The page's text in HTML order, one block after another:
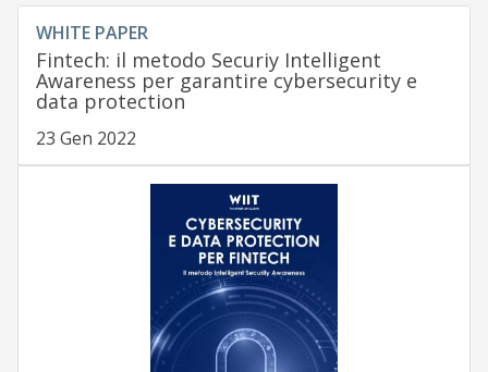
WHITE PAPER
Fintech: il metodo Securiy Intelligent
Awareness per garantire cybersecurity e
data protection
23 Gen 2022